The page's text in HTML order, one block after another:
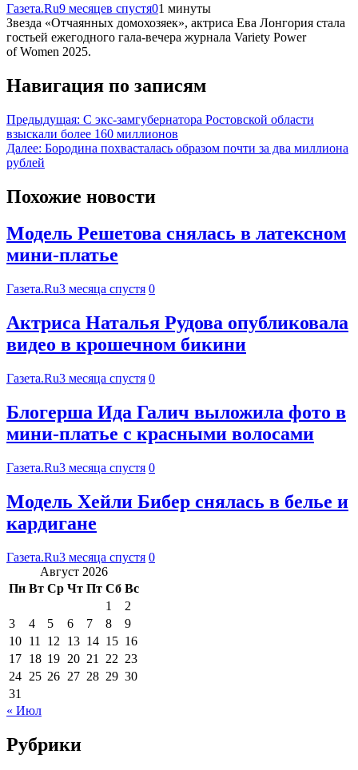
Газета.Ru9 месяцев спустя01 минуты
Звезда «Отчаянных домохозяек», актриса Ева Лонгория стала
гостьей ежегодного гала-вечера журнала Variety Power
of Women 2025.
Навигация по записям
Предыдущая: С экс-замгубернатора Ростовской области
взыскали более 160 миллионов
Далее: Бородина похвасталась образом почти за два миллиона
рублей
Похожие новости
Модель Решетова снялась в латексном
мини-платье
Газета.Ru3 месяца спустя 0
Актриса Наталья Рудова опубликовала
видео в крошечном бикини
Газета.Ru3 месяца спустя 0
Блогерша Ида Галич выложила фото в
мини-платье с красными волосами
Газета.Ru3 месяца спустя 0
Модель Хейли Бибер снялась в белье и
кардигане
Газета.Ru3 месяца спустя 0
Август 2026
Пн Вт Ср Чт Пт Сб Вс
1
2
3
4 5 6 7 8
9
10 11 12 13 14 15 16
17 18 19 20 21 22 23
24 25 26 27 28 29 30
31
« Июл
Рубрики